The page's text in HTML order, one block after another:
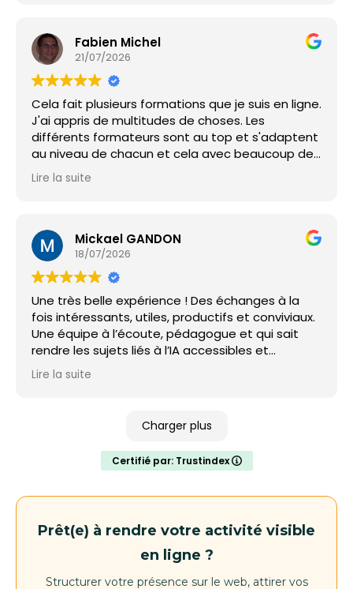
Fabien Michel
21/07/2026
Cela fait plusieurs formations que je suis en ligne.
J'ai appris de multitudes de choses. Les
différents formateurs sont au top et s'adaptent
au niveau de chacun et cela avec beaucoup de
simplicité et de bienveillance. MERCI
Lire la suite
Mickael GANDON
18/07/2026
Une très belle expérience ! Des échanges à la
fois intéressants, utiles, productifs et conviviaux.
Une équipe à l’écoute, pédagogue et qui sait
rendre les sujets liés à l’IA accessibles et
concrets. Je recommande vivement !
Lire la suite
Charger plus
Certifié par: Trustindex
Prêt(e) à rendre votre activité visible
en ligne ?
Structurer votre présence sur le web, attirer vos